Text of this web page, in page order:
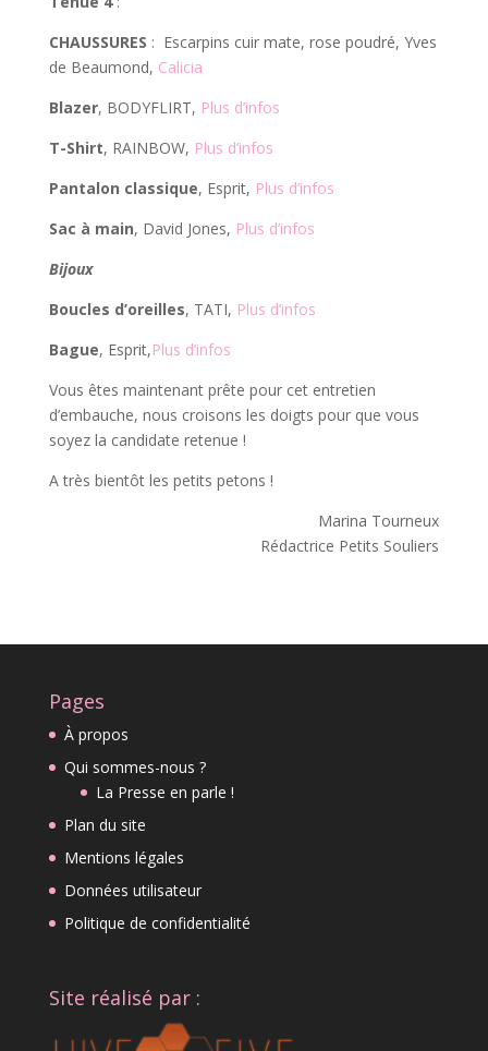
CHAUSSURES : Escarpins cuir mate, rose poudré, Yves
de Beaumond, Calicia
Blazer, BODYFLIRT, Plus d’infos
T-Shirt, RAINBOW, Plus d’infos
Pantalon classique, Esprit, Plus d’infos
Sac à main, David Jones, Plus d’infos
Bijoux
Boucles d’oreilles, TATI, Plus d’infos
Bague, Esprit,Plus d’infos
Vous êtes maintenant prête pour cet entretien
d’embauche, nous croisons les doigts pour que vous
soyez la candidate retenue !
A très bientôt les petits petons !
Marina Tourneux
Rédactrice Petits Souliers
Pages
À propos
Qui sommes-nous ?
La Presse en parle !
Plan du site
Mentions légales
Données utilisateur
Politique de confidentialité
Site réalisé par :